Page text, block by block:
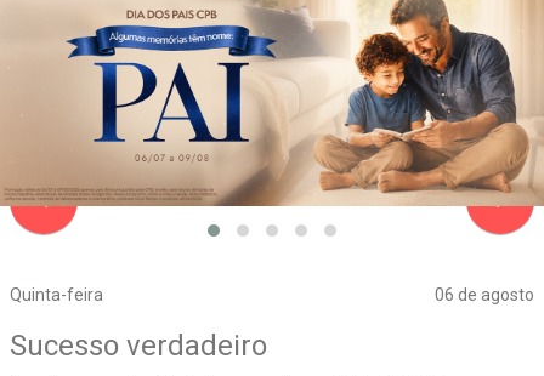
Quinta-feira 06 de agosto
navigate_before
Sucesso verdadeiro
navigate_next